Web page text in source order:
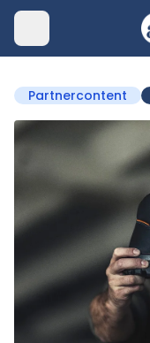
Partnercontent